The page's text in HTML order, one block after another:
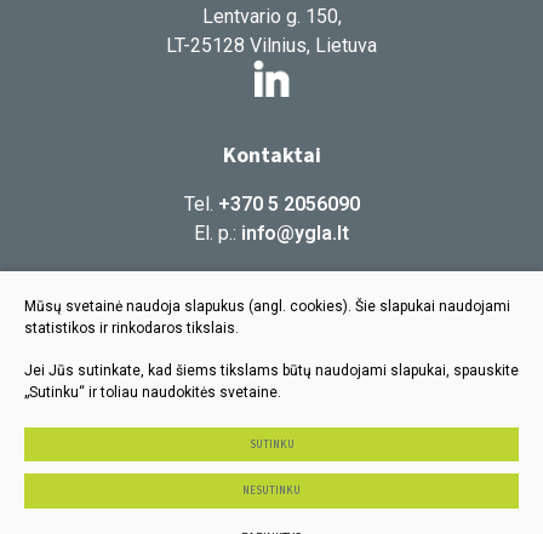
Lentvario g. 150,
LT-25128 Vilnius, Lietuva
Kontaktai
Tel. +370 5 2056090
El. p.: info@ygla.lt
Informacija
Karjera
Privatumo politika
© 2026 Visos teisės saugomos
Mūsų svetainė naudoja slapukus (angl. cookies). Šie slapukai naudojami
statistikos ir rinkodaros tikslais.
Jei Jūs sutinkate, kad šiems tikslams būtų naudojami slapukai, spauskite
„Sutinku“ ir toliau naudokitės svetaine.
SUTINKU
NESUTINKU